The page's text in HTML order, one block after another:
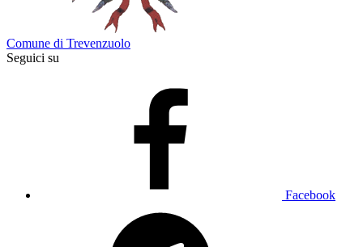
Comune di Trevenzuolo
Seguici su
Facebook